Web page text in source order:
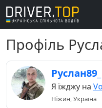
Профіль
Руслан89_
Я їжджу на
Ніжин, Україна